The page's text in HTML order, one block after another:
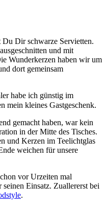
Dir schwarze Servietten.
und mit
Wunderkerzen haben wir um
dort gemeinsam
habe ich günstig im
mein kleines Gastgeschenk.
gemacht haben, war kein
in der Mitte des Tisches.
und Kerzen im Teelichtglas
weichen für unsere
vor Urzeiten mal
Einsatz. Zuallererst bei
.